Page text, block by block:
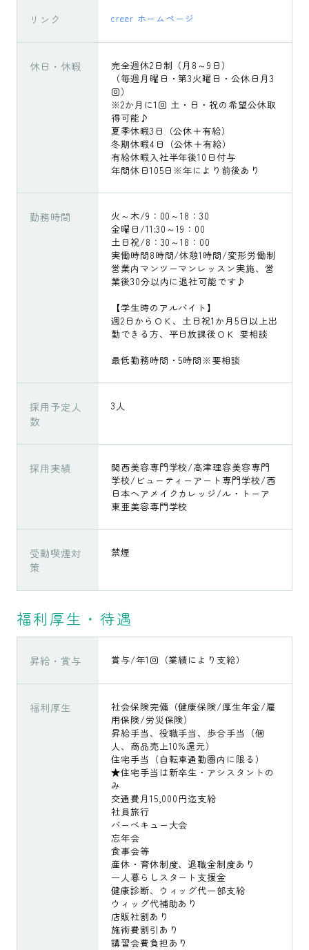
リンク creer ホームページ
休日・休暇
完全週休2日制（月8～9日）
（毎週月曜日・第3火曜日・公休日月3
回）
※2か月に1回 土・日・祝の希望公休取
得可能♪
夏季休暇3日（公休＋有給）
冬期休暇4日（公休＋有給）
有給休暇入社半年後10日付与
年間休日105日※年により前後あり
勤務時間
火～木/9：00～18：30
金曜日/11:30～19：00
土日祝/8：30～18：00
実働時間8時間/休憩1時間/変形労働制
営業内マンツーマンレッスン実施、営
業後30分以内に退社可能です♪
【学生時のアルバイト】
週2日からＯＫ、土日祝1か月5日以上出
勤できる方、平日放課後ＯＫ 要相談
最低勤務時間・5時間※要相談
採用予定人
数
3人
採用実績
関西美容専門学校/高津理容美容専門
学校/ビューティーアート専門学校/西
日本ヘアメイクカレッジ/ル・トーア
東亜美容専門学校
受動喫煙対
策
禁煙
福利厚生・待遇
昇給・賞与 賞与/年1回（業績により支給）
福利厚生
社会保険完備（健康保険/厚生年金/雇
用保険/労災保険）
昇給手当、役職手当、歩合手当（個
人、商品売上10%還元）
住宅手当（自転車通勤圏内に限る）
★住宅手当は新卒生・アシスタントの
み
交通費月15,000円迄支給
社員旅行
バーベキュー大会
忘年会
食事会等
産休・育休制度、退職金制度あり
一人暮らしスタート支援金
健康診断、ウィッグ代一部支給
ウィッグ代補助あり
店販社割あり
施術費割引あり
講習会費負担あり